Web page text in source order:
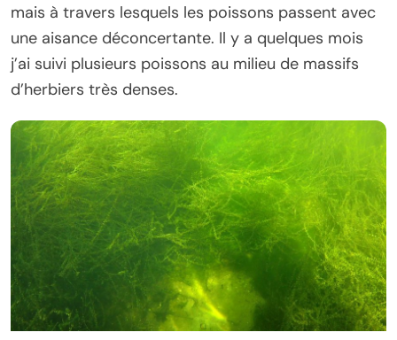
mais à travers lesquels les poissons passent avec
une aisance déconcertante. Il y a quelques mois
j’ai suivi plusieurs poissons au milieu de massifs
d’herbiers très denses.